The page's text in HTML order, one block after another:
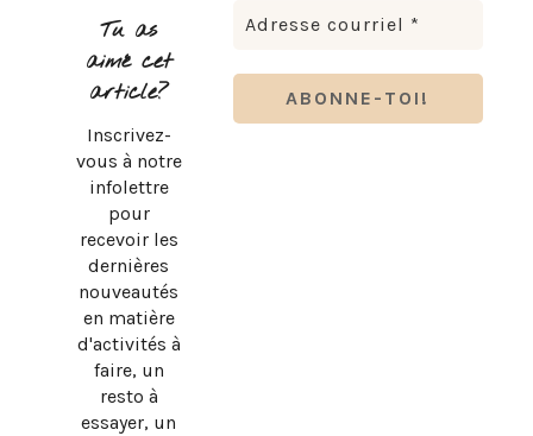
Tu as
aimé cet
article?
Inscrivez-
vous à notre
infolettre
pour
recevoir les
dernières
nouveautés
en matière
d'activités à
faire, un
resto à
essayer, un